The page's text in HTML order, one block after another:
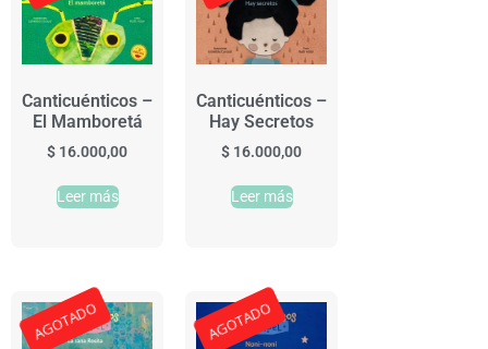
Canticuénticos –
El Mamboretá
$ 16.000,00
Leer más
Canticuénticos –
Hay Secretos
$ 16.000,00
Leer más
AGOTADO AGOTADO